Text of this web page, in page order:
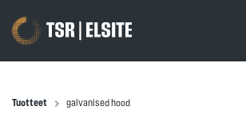
Tuotteet galvanised hood